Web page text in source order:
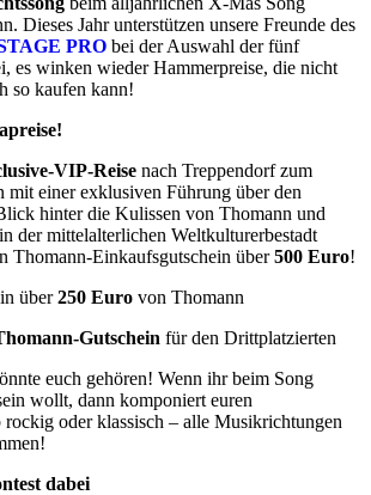
Dieses Jahr unterstützen unsere Freunde des
PRO bei der Auswahl der fünf
es winken wieder Hammerpreise, die nicht
so kaufen kann!
VIP-Reise nach Treppendorf zum
mit einer exklusiven Führung über den
hinter die Kulissen von Thomann und
der mittelalterlichen Weltkulturerbestadt
Thomann-Einkaufsgutschein über500 Euro!
über250 Euro von Thomann
Gutschein für den Drittplatzierten
euch gehören! Wenn ihr beim Song
wollt, dann komponiert euren
rockig oder klassisch – alle Musikrichtungen
dabei